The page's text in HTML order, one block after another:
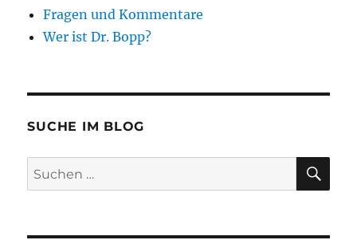
Fragen und Kommentare
Wer ist Dr. Bopp?
SUCHE IM BLOG
Suchen
nach: